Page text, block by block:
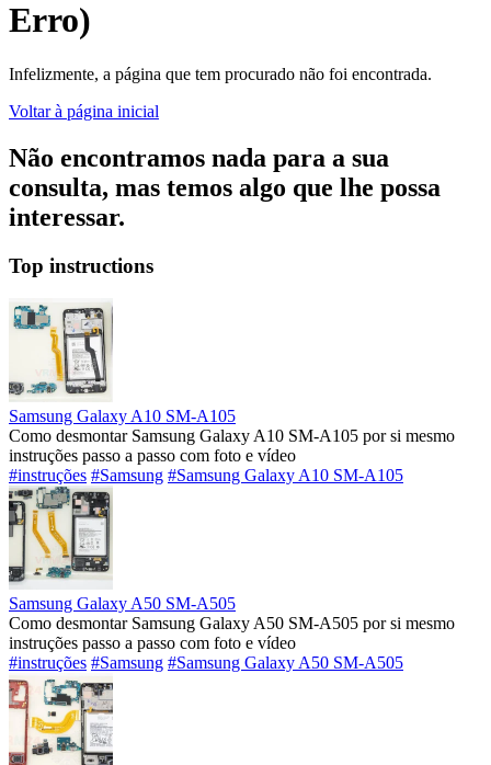
Erro)
Infelizmente, a página que tem procurado não foi encontrada.
Voltar à página inicial
Não encontramos nada para a sua
consulta, mas temos algo que lhe possa
interessar.
Top instructions
Samsung Galaxy A10 SM-A105
Como desmontar Samsung Galaxy A10 SM-A105 por si mesmo
instruções passo a passo com foto e vídeo
#instruções #Samsung #Samsung Galaxy A10 SM-A105
Samsung Galaxy A50 SM-A505
Como desmontar Samsung Galaxy A50 SM-A505 por si mesmo
instruções passo a passo com foto e vídeo
#instruções #Samsung #Samsung Galaxy A50 SM-A505